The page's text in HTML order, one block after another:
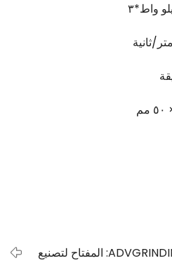
ماكينات إزالة الحواف من ADVGRINDING: المفتاح لتصنيع